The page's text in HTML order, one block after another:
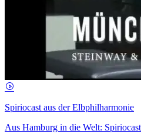
Spiriocast aus der Elbphilharmonie
Aus Hamburg in die Welt: